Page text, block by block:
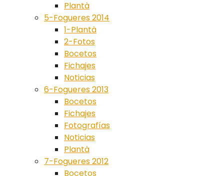
Plantà
5-Fogueres 2014
1-Plantà
2-Fotos
Bocetos
Fichajes
Noticias
6-Fogueres 2013
Bocetos
Fichajes
Fotografías
Noticias
Plantà
7-Fogueres 2012
Bocetos